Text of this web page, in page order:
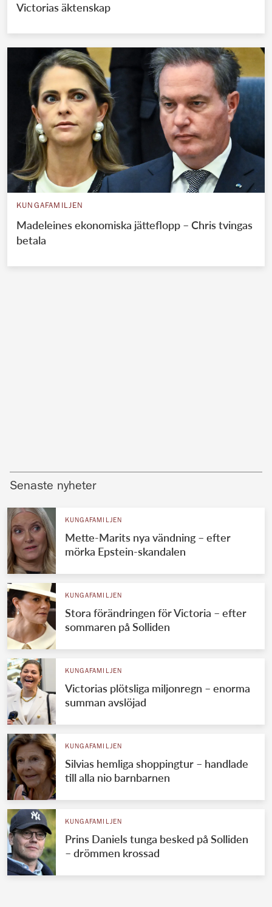
Victorias äktenskap
KUNGAFAMILJEN
Madeleines ekonomiska jätteflopp – Chris tvingas
betala
Senaste nyheter
KUNGAFAMILJEN
Mette-Marits nya vändning – efter
mörka Epstein-skandalen
KUNGAFAMILJEN
Stora förändringen för Victoria – efter
sommaren på Solliden
KUNGAFAMILJEN
Victorias plötsliga miljonregn – enorma
summan avslöjad
KUNGAFAMILJEN
Silvias hemliga shoppingtur – handlade
till alla nio barnbarnen
KUNGAFAMILJEN
Prins Daniels tunga besked på Solliden
– drömmen krossad